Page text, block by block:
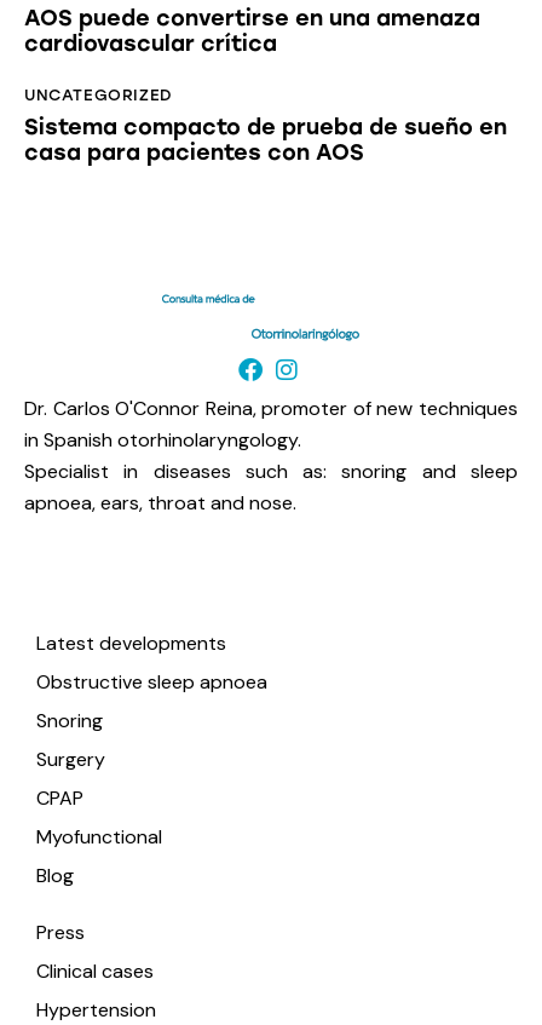
AOS puede convertirse en una amenaza
cardiovascular crítica
UNCATEGORIZED
Sistema compacto de prueba de sueño en
casa para pacientes con AOS
Dr. Carlos O'Connor Reina, promoter of new techniques
in Spanish otorhinolaryngology.
Specialist in diseases such as: snoring and sleep
apnoea, ears, throat and nose.
Latest developments
Obstructive sleep apnoea
Snoring
Surgery
CPAP
Myofunctional
Blog
Press
Clinical cases
Hypertension